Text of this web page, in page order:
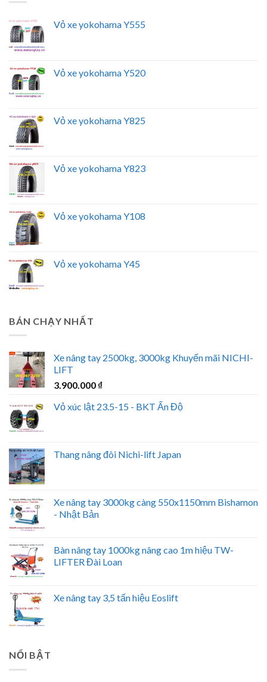
Vỏ xe yokohama Y555
Vỏ xe yokohama Y520
Vỏ xe yokohama Y825
Vỏ xe yokohama Y823
Vỏ xe yokohama Y108
Vỏ xe yokohama Y45
BÁN CHẠY NHẤT
Xe nâng tay 2500kg, 3000kg Khuyến mãi NICHI-
LIFT
3.900.000 ₫
Vỏ xúc lật 23.5-15 - BKT Ấn Độ
Thang nâng đôi Nichi-lift Japan
Xe nâng tay 3000kg càng 550x1150mm Bishamon
- Nhật Bản
Bàn nâng tay 1000kg nâng cao 1m hiệu TW-
LIFTER Đài Loan
Xe nâng tay 3,5 tấn hiệu Eoslift
NỔI BẬT